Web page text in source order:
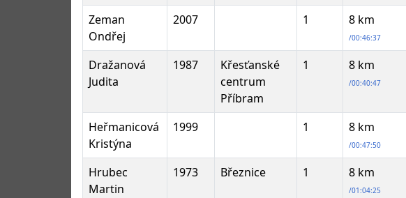
Zeman
Ondřej
2007 1 8 km
/00:46:37
Dražanová
Judita
1987
Křesťanské
centrum
Příbram
1 8 km
/00:40:47
Heřmanicová
Kristýna
1999 1 8 km
/00:47:50
Hrubec
Martin
1973 Březnice 1 8 km
/01:04:25